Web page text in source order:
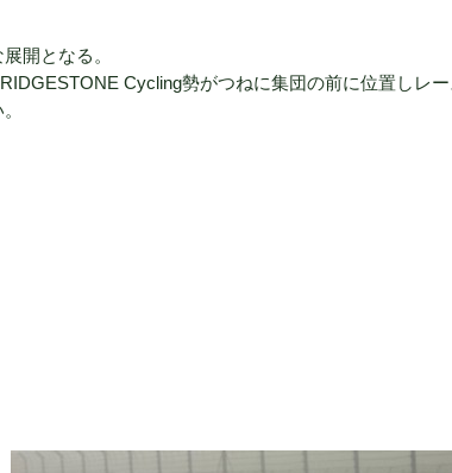
開となる。
Cycling勢がつねに集団の前に位置しレ